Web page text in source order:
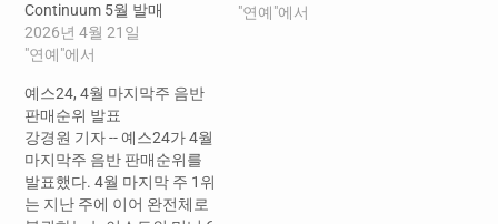
Continuum 5월 발매
2026년 4월 21일
"연예"에서
소년단과 뉴이스트의 새 앨
"연예"에서
예스24, 4월 마지막주 음반
판매순위 발표
강경원 기자 -- 예스24가 4월
마지막주 음반 판매순위를
발표했다. 4월 마지막 주 1위
는 지난 주에 이어 완전체로